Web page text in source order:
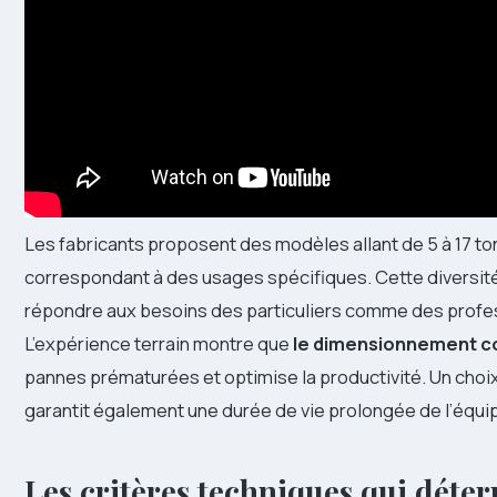
Les fabricants proposent des modèles allant de 5 à 17
correspondant à des usages spécifiques. Cette
répondre aux besoins des particuliers comme des
L’expérience terrain montre que le dimensionnement
pannes prématurées et optimise la productivité. Un
garantit également une durée de vie prolongée de